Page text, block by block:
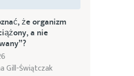
że organizm
a nie
Gill-Świątczak